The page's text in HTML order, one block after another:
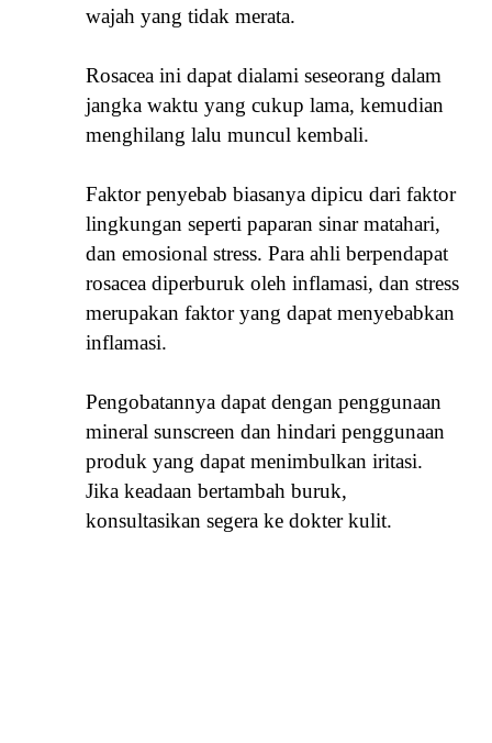
wajah yang tidak merata.
Rosacea ini dapat dialami seseorang dalam
jangka waktu yang cukup lama, kemudian
menghilang lalu muncul kembali.
Faktor penyebab biasanya dipicu dari faktor
lingkungan seperti paparan sinar matahari,
dan emosional stress. Para ahli berpendapat
rosacea diperburuk oleh inflamasi, dan stress
merupakan faktor yang dapat menyebabkan
inflamasi.
Pengobatannya dapat dengan penggunaan
mineral sunscreen dan hindari penggunaan
produk yang dapat menimbulkan iritasi.
Jika keadaan bertambah buruk,
konsultasikan segera ke dokter kulit.